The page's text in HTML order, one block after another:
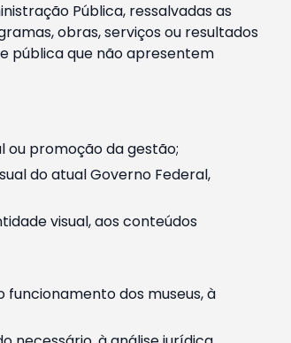
Pública, ressalvadas as
obras, serviços ou resultados
pública que não apresentem
ou promoção da gestão;
do atual Governo Federal,
visual, aos conteúdos
dos museus, à